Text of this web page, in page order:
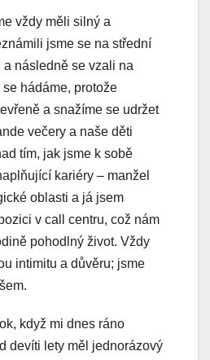
vždy měli silný a
jsme se na střední
následně se vzali na
hádáme, protože
a snažíme se udržet
večery a naše děti
tím, jak jsme k sobě
kariéry – manžel
oblasti a já jsem
v call centru, což nám
pohodlný život. Vždy
intimitu a důvěru; jsme
když mi dnes ráno
devíti lety měl jednorázový